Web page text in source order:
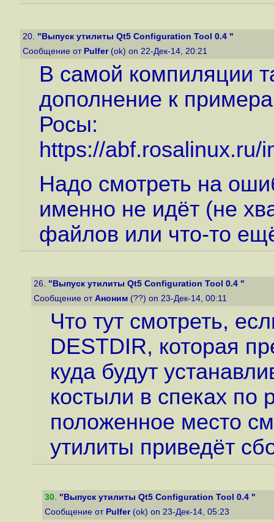
20. "Выпуск утилиты Qt5 Configuration Tool 0.4 "
Сообщение от Pulfer(ok) on 22-Дек-14, 20:21
В самой компиляции
дополнение к
Росы:
https://abf.rosalinux.ru/
Надо смотреть на
именно не идёт (не
файлов или что-то
26. "Выпуск утилиты Qt5 Configuration Tool 0.4 "
Сообщение от Аноним (??) on 23-Дек-14, 00:11
Что тут смотреть,
DESTDIR, которая
куда будут
костыли в спеках
положенное место
утилиты приведёт
30. "Выпуск утилиты Qt5 Configuration Tool 0.4 "
Сообщение от Pulfer(ok) on 23-Дек-14, 05:23